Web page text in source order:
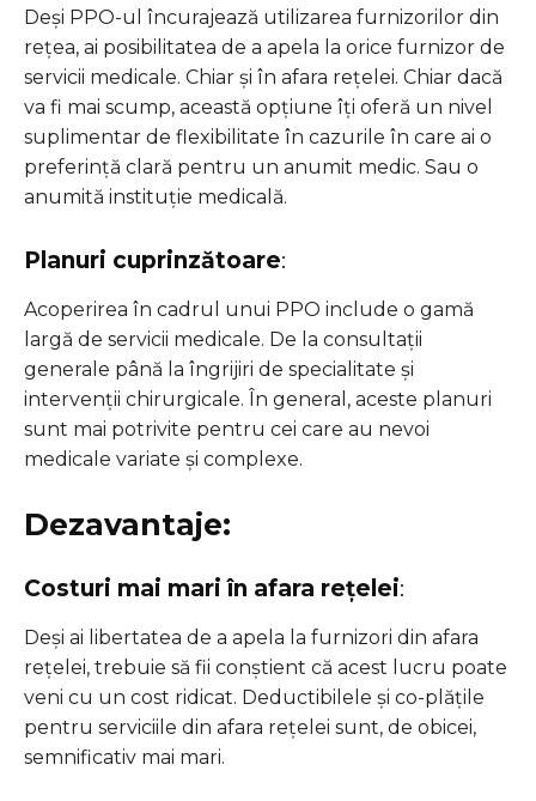
Deși PPO-ul încurajează utilizarea furnizorilor din
rețea, ai posibilitatea de a apela la orice furnizor de
servicii medicale. Chiar și în afara rețelei. Chiar dacă
va fi mai scump, această opțiune îți oferă un nivel
suplimentar de flexibilitate în cazurile în care ai o
preferință clară pentru un anumit medic. Sau o
anumită instituție medicală.
Planuri cuprinzătoare:
Acoperirea în cadrul unui PPO include o gamă
largă de servicii medicale. De la consultații
generale până la îngrijiri de specialitate și
intervenții chirurgicale. În general, aceste planuri
sunt mai potrivite pentru cei care au nevoi
medicale variate și complexe.
Dezavantaje:
Costuri mai mari în afara rețelei:
Deși ai libertatea de a apela la furnizori din afara
rețelei, trebuie să fii conștient că acest lucru poate
veni cu un cost ridicat. Deductibilele și co-plățile
pentru serviciile din afara rețelei sunt, de obicei,
semnificativ mai mari.